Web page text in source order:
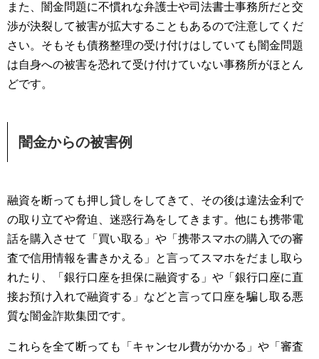
また、闇金問題に不慣れな弁護士や司法書士事務所だと交
渉が決裂して被害が拡大することもあるので注意してくだ
さい。そもそも債務整理の受け付けはしていても闇金問題
は自身への被害を恐れて受け付けていない事務所がほとん
どです。
闇金からの被害例
融資を断っても押し貸しをしてきて、その後は違法金利で
の取り立てや脅迫、迷惑行為をしてきます。他にも携帯電
話を購入させて「買い取る」や「携帯スマホの購入での審
査で信用情報を書きかえる」と言ってスマホをだまし取ら
れたり、「銀行口座を担保に融資する」や「銀行口座に直
接お預け入れで融資する」などと言って口座を騙し取る悪
質な闇金詐欺集団です。
これらを全て断っても「キャンセル費がかかる」や「審査